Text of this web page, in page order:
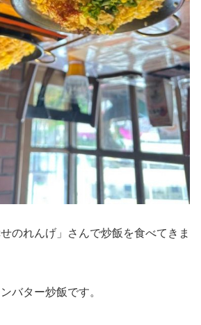
のれんげ」さんで炒飯を食べてきま
バター炒飯です。